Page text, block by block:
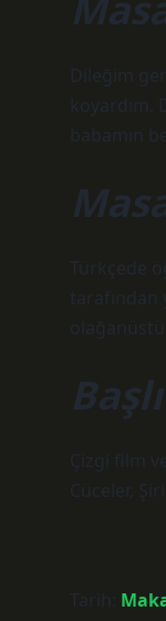
Dileğim
koyardım.
babamın
Türkçede
tarafından
Çizgi film
Cüceler,
Tarih: